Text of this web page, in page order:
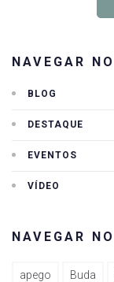
NAVEGAR
BLOG
DESTAQUE
EVENTOS
VÍDEO
NAVEGAR
apego Buda